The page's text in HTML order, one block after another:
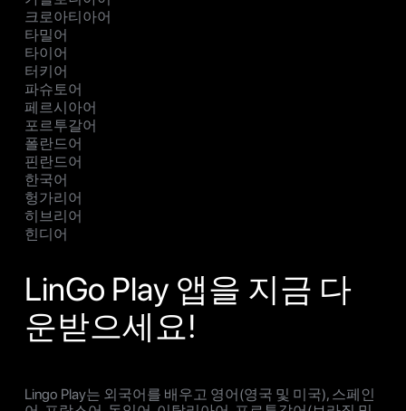
크로아티아어
타밀어
타이어
터키어
파슈토어
페르시아어
포르투갈어
폴란드어
핀란드어
한국어
헝가리어
히브리어
힌디어
LinGo Play 앱을 지금 다
운받으세요!
Lingo Play는 외국어를 배우고 영어(영국 및 미국), 스페인